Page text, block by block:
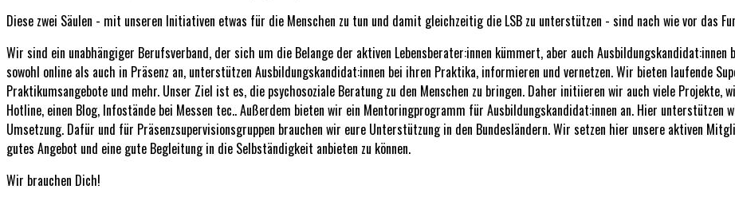
Diese zwei Säulen - mit unseren Initiativen etwas für die Menschen zu tun und damit gleichzeitig die LSB zu unterstützen - sind nach wie vor das
Wir sind ein unabhängiger Berufsverband, der sich um die Belange der aktiven Lebensberater:innen kümmert, aber auch
sowohl online als auch in Präsenz an, unterstützen Ausbildungskandidat:innen bei ihren Praktika, informieren und vernetzen. Wir bieten laufende
Praktikumsangebote und mehr. Unser Ziel ist es, die psychosoziale Beratung zu den Menschen zu bringen. Daher initiieren wir auch viele Projekte,
Hotline, einen Blog, Infostände bei Messen tec.. Außerdem bieten wir ein Mentoringprogramm für Ausbildungskandidat:innen an. Hier unterstützen
Umsetzung. Dafür und für Präsenzsupervisionsgruppen brauchen wir eure Unterstützung in den Bundesländern. Wir setzen hier unsere aktiven
gutes Angebot und eine gute Begleitung in die Selbständigkeit anbieten zu können.
Wir brauchen Dich!